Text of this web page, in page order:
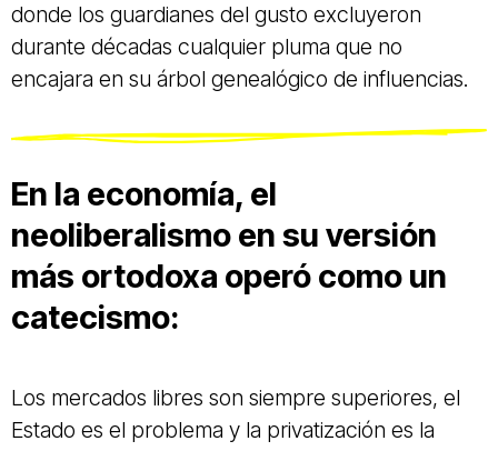
donde los guardianes del gusto excluyeron
durante décadas cualquier pluma que no
encajara en su árbol genealógico de influencias.
En la economía, el
neoliberalismo en su versión
más ortodoxa operó como un
catecismo:
Los mercados libres son siempre superiores, el
Estado es el problema y la privatización es la